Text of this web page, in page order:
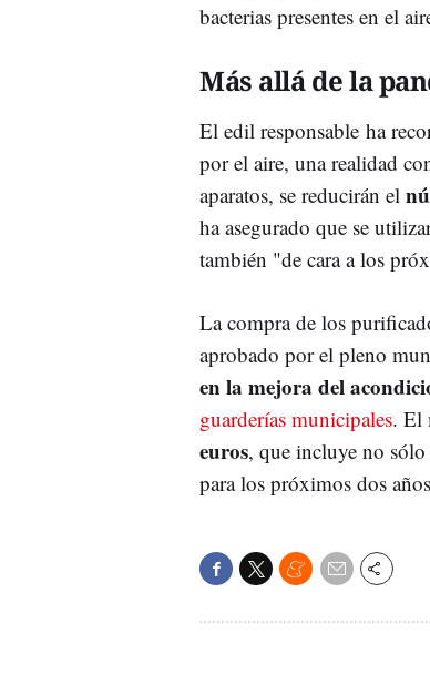
bacterias presentes en el
Más allá de la
El edil responsable ha
por el aire, una realidad
aparatos, se reducirán el
ha asegurado que se
también "de cara a los
La compra de los
aprobado por el pleno
en la mejora del
guarderías municipales. El
euros, que incluye no
para los próximos dos